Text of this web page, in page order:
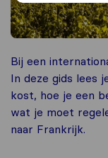
Bij een
In deze gids lees
kost, hoe je een
wat je moet
naar Frankrijk.